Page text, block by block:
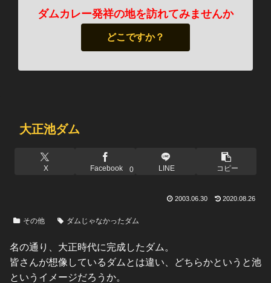
ダムカレー発祥の地を訪れてみませんか
どこですか？
大正池ダム
X Facebook 0 LINE コピー
2003.06.30 2020.08.26
その他 ダムじゃなかったダム
名の通り、大正時代に完成したダム。
皆さんが想像しているダムとは違い、どちらかというと池
というイメージだろうか。